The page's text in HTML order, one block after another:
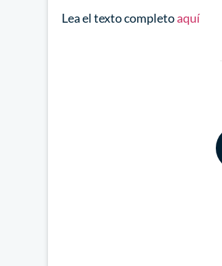
Lea el texto completoaquí